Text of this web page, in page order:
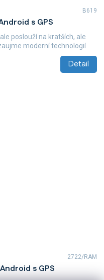
s GPS
Detail
poslouží na kratších, ale
moderní technologií
B619
s GPS
2722/RAM